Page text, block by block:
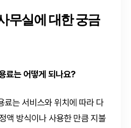
무실에 대한 궁금
료는 어떻게 되나요?
료는 서비스와 위치에 따라 다
액 방식이나 사용한 만큼 지불